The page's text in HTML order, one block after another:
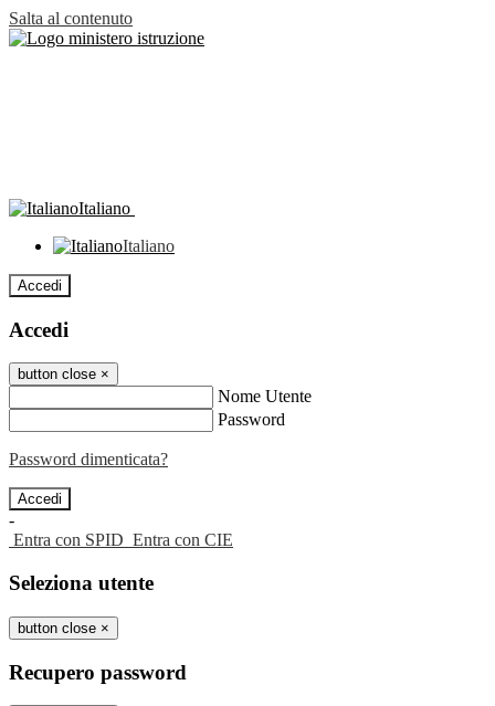
Salta al contenuto
Italiano
Italiano
Accedi
Accedi
button close ×
Nome Utente
Password
Password dimenticata?
-
Entra con SPID Entra con CIE
Seleziona utente
button close ×
Recupero password